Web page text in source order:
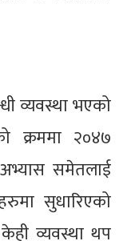
व्यवस्था भएको
क्रममा २०४७
अभ्यास समेतलाई
सुधारिएको
व्यवस्था थप